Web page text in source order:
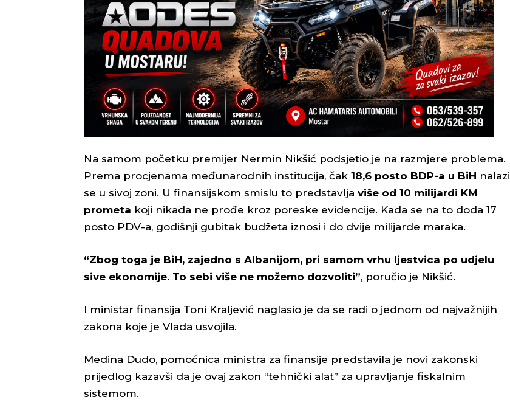
Na samom početku premijer Nermin Nikšić podsjetio je na razmjere problema.
Prema procjenama međunarodnih institucija, čak 18,6 posto BDP-a u BiH nalazi
se u sivoj zoni. U finansijskom smislu to predstavlja više od 10 milijardi KM
prometa koji nikada ne prođe kroz poreske evidencije. Kada se na to doda 17
posto PDV-a, godišnji gubitak budžeta iznosi i do dvije milijarde maraka.
“Zbog toga je BiH, zajedno s Albanijom, pri samom vrhu ljestvica po udjelu
sive ekonomije. To sebi više ne možemo dozvoliti”, poručio je Nikšić.
I ministar finansija Toni Kraljević naglasio je da se radi o jednom od najvažnijih
zakona koje je Vlada usvojila.
Medina Dudo, pomoćnica ministra za finansije predstavila je novi zakonski
prijedlog kazavši da je ovaj zakon “tehnički alat” za upravljanje fiskalnim
sistemom.